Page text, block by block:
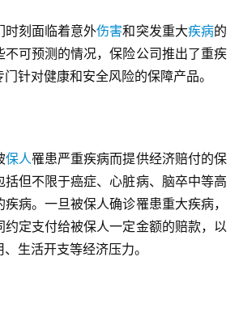
时刻面临着意外伤害和突发重大疾病的
不可预测的情况，保险公司推出了重疾
针对健康和安全风险的保障产品。
保人罹患严重疾病而提供经济赔付的保
括但不限于癌症、心脏病、脑卒中等高
病。一旦被保人确诊罹患重大疾病，
定支付给被保人一定金额的赔款，以
生活开支等经济压力。